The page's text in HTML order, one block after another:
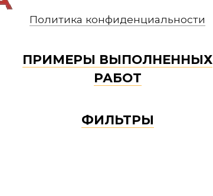
Политика конфиденциальности
ПРИМЕРЫ ВЫПОЛНЕННЫХ
РАБОТ
ФИЛЬТРЫ